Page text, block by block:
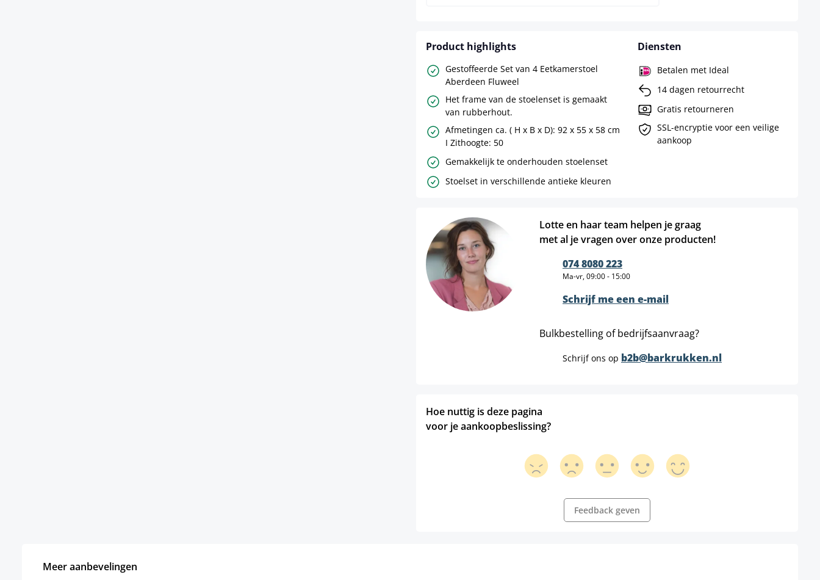
Product highlights
Gestoffeerde Set van 4 Eetkamerstoel
Aberdeen Fluweel
Het frame van de stoelenset is gemaakt
van rubberhout.
Afmetingen ca. ( H x B x D): 92 x 55 x 58 cm
I Zithoogte: 50
Gemakkelijk te onderhouden stoelenset
Stoelset in verschillende antieke kleuren
Diensten
Betalen met Ideal
14 dagen retourrecht
Gratis retourneren
SSL-encryptie voor een veilige
aankoop
Lotte en haar team helpen je graag
met al je vragen over onze producten!
074 8080 223
Ma-vr, 09:00 - 15:00
Schrijf me een e-mail
Bulkbestelling of bedrijfsaanvraag?
Schrijf ons op b2b@barkrukken.nl
Hoe nuttig is deze pagina
voor je aankoopbeslissing?
Feedback geven
Meer aanbevelingen